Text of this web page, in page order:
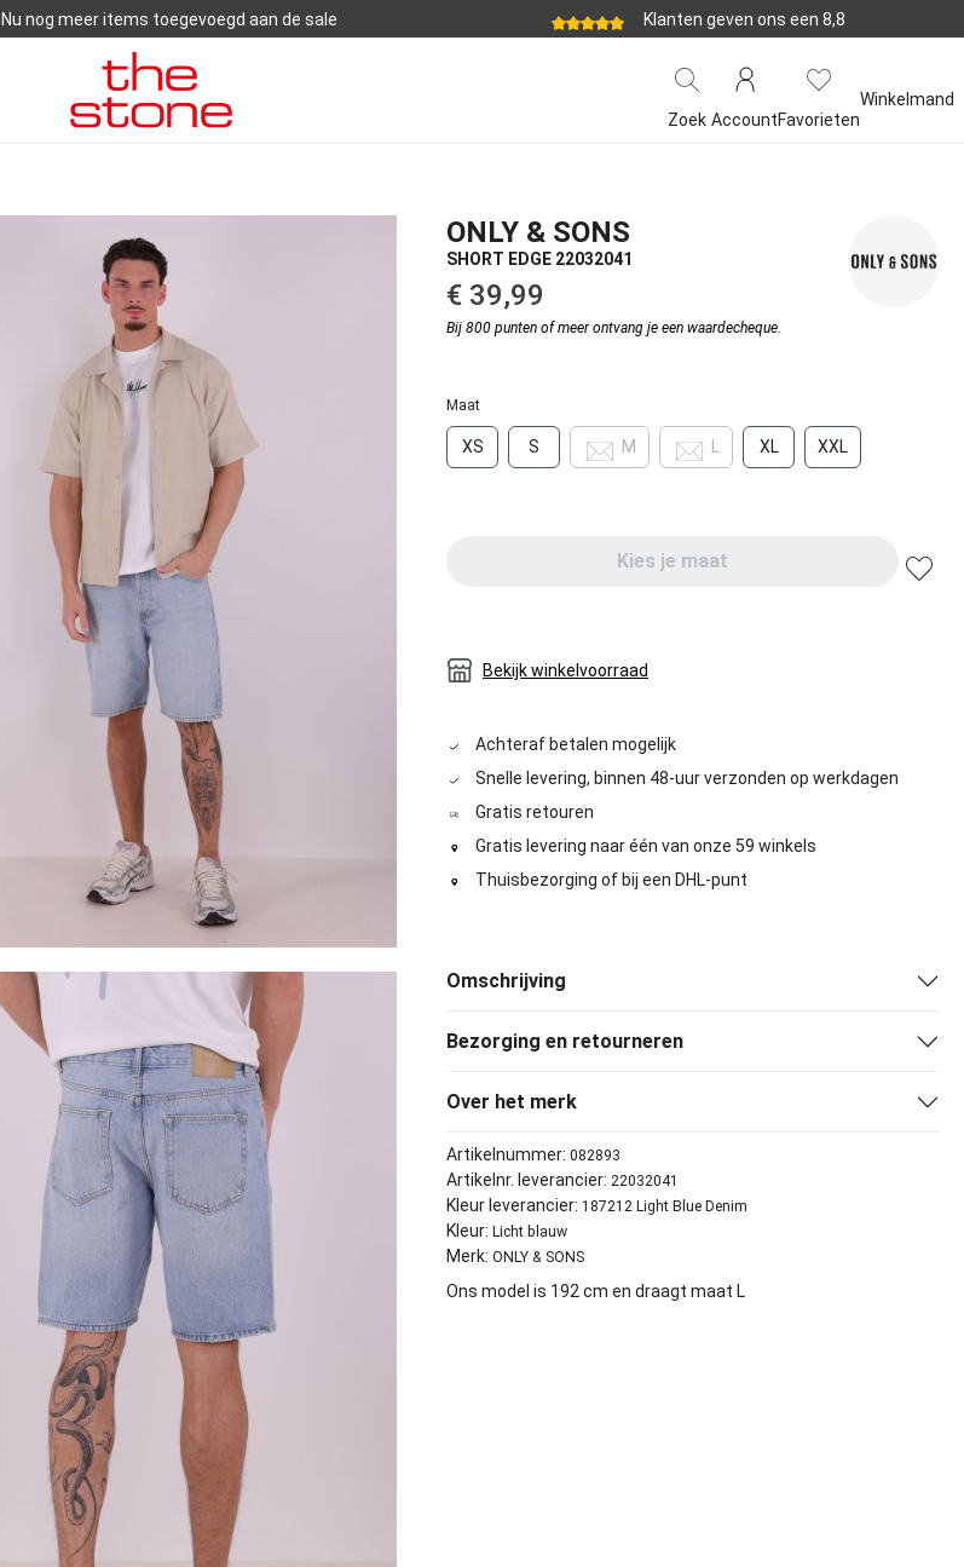
Nu nog meer items toegevoegd aan de sale Klanten geven ons een 8,8
Zoek AccountFavorieten
Winkelmand
ONLY & SONS
SHORT EDGE 22032041
€ 39,99‌
Bij 800 punten of meer ontvang je een waardecheque.
Maat
XS S M XL XXL
Kies je maat
Bekijk winkelvoorraad
Achteraf betalen mogelijk
Snelle levering, binnen 48-uur verzonden op werkdagen
Gratis retouren
Gratis levering naar één van onze 59 winkels
Thuisbezorging of bij een DHL-punt
Omschrijving
Bezorging en retourneren
Over het merk
Artikelnummer: 082893
Artikelnr. leverancier: 22032041
Kleur leverancier: 187212 Light Blue Denim
Kleur: Licht blauw
Merk: ONLY & SONS
Ons model is 192 cm en draagt maat L